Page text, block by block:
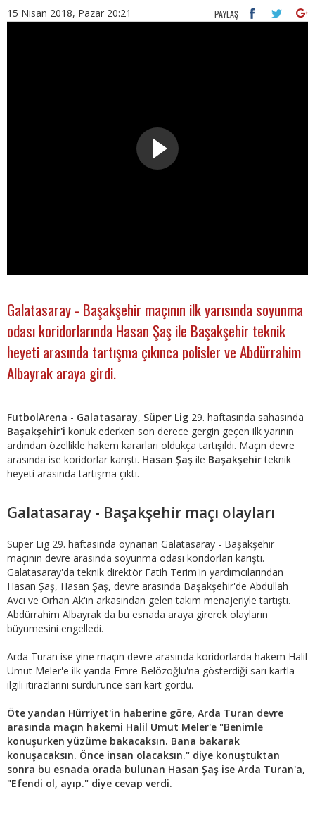
15 Nisan 2018, Pazar 20:21 PAYLAŞ
Galatasaray - Başakşehir maçının ilk yarısında soyunma
odası koridorlarında Hasan Şaş ile Başakşehir teknik
heyeti arasında tartışma çıkınca polisler ve Abdürrahim
Albayrak araya girdi.
FutbolArena - Galatasaray, Süper Lig 29. haftasında sahasında
Başakşehir'i konuk ederken son derece gergin geçen ilk yarının
ardından özellikle hakem kararları oldukça tartışıldı. Maçın devre
arasında ise koridorlar karıştı. Hasan Şaş ile Başakşehirteknik
heyeti arasında tartışma çıktı.
Galatasaray - Başakşehir maçı olayları
Süper Lig 29. haftasında oynanan Galatasaray - Başakşehir
maçının devre arasında soyunma odası koridorları karıştı.
Galatasaray'da teknik direktör Fatih Terim'in yardımcılarından
Hasan Şaş, Hasan Şaş, devre arasında Başakşehir'de Abdullah
Avcı ve Orhan Ak'ın arkasından gelen takım menajeriyle tartıştı.
Abdürrahim Albayrak da bu esnada araya girerek olayların
büyümesini engelledi.
Arda Turan ise yine maçın devre arasında koridorlarda hakem Halil
Umut Meler'e ilk yarıda Emre Belözoğlu'na gösterdiği sarı kartla
ilgili itirazlarını sürdürünce sarı kart gördü.
Öte yandan Hürriyet'in haberine göre, Arda Turan devre
arasında maçın hakemi Halil Umut Meler'e "Benimle
konuşurken yüzüme bakacaksın. Bana bakarak
konuşacaksın. Önce insan olacaksın." diye konuştuktan
sonra bu esnada orada bulunan Hasan Şaş ise Arda Turan'a,
"Efendi ol, ayıp." diye cevap verdi.